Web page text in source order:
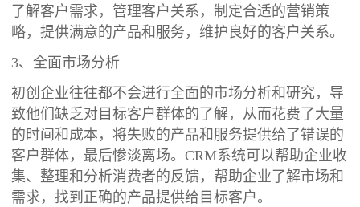
了解客户需求，管理客户关系，制定合适的营销策
略，提供满意的产品和服务，维护良好的客户关系。
3、全面市场分析
初创企业往往都不会进行全面的市场分析和研究，导
致他们缺乏对目标客户群体的了解，从而花费了大量
的时间和成本，将失败的产品和服务提供给了错误的
客户群体，最后惨淡离场。CRM系统可以帮助企业收
集、整理和分析消费者的反馈，帮助企业了解市场和
需求，找到正确的产品提供给目标客户。